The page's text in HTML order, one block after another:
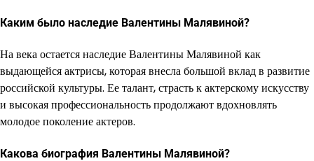
Каким было наследие Валентины Малявиной?
На века остается наследие Валентины Малявиной как
выдающейся актрисы, которая внесла большой вклад в развитие
российской культуры. Ее талант, страсть к актерскому искусству
и высокая профессиональность продолжают вдохновлять
молодое поколение актеров.
Какова биография Валентины Малявиной?